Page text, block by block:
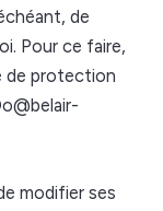
de
Pour ce faire,
de protection
modifier ses